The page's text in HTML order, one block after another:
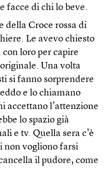
facce di chi lo beve.
della Croce rossa di
Le avevo chiesto
con loro per capire
Una volta
si fanno sorprendere
e lo chiamano
accettano l’attenzione
lo spazio già
e tv. Quella sera c’è
non vogliono farsi
il pudore, come